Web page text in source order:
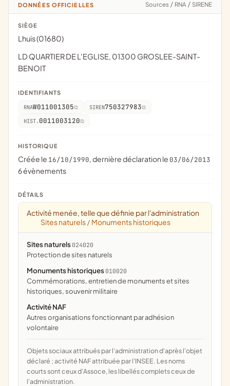
DONNÉES OFFICIELLES Sources / RNA / SIRENE
SIÈGE
Lhuis (01680)
LD QUARTIER DE L'EGLISE, 01300 GROSLEE-SAINT-
BENOIT
IDENTIFIANTS
RNAW011001305 SIREN750327983
HIST. 0011003120
HISTORIQUE
Créée le 16/10/1990, dernière déclaration le 03/06/2013
6 évènements
DÉTAILS
Activité menée, telle que définie par l'administration
Sites naturels / Monuments historiques
Sites naturels 024020
protection de sites naturels
Monuments historiques 010020
commémorations, entretien de monuments et sites
historiques, souvenir militaire
Activité NAF
Autres organisations fonctionnant par adhésion
volontaire
Objets sociaux attribués par l'administration d'après l'objet
déclaré ; activité NAF attribuée par l'INSEE. Les noms
courts sont ceux d'Assoce, les libellés complets ceux de
l'administration.